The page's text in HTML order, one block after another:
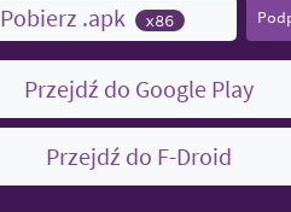
Pobierz .apk x86
Przejdź do Google Play
Przejdź do F-Droid